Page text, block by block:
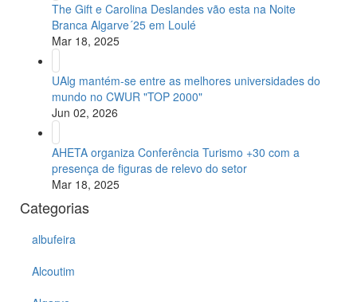
The Gift e Carolina Deslandes vão esta na Noite
Branca Algarve´25 em Loulé
Mar 18, 2025
UAlg mantém-se entre as melhores universidades do
mundo no CWUR "TOP 2000"
Jun 02, 2026
AHETA organiza Conferência Turismo +30 com a
presença de figuras de relevo do setor
Mar 18, 2025
Categorias
albufeira
Alcoutim